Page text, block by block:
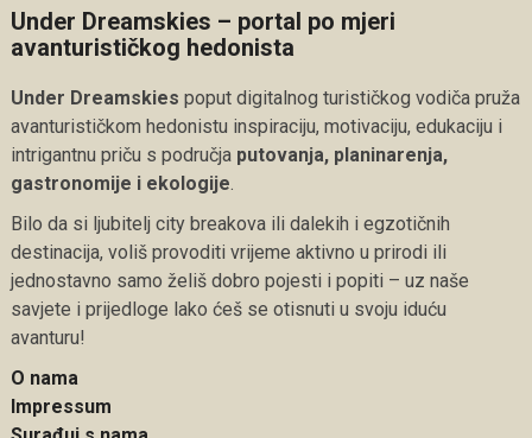
Under Dreamskies – portal po mjeri
avanturističkog hedonista
Under Dreamskies poput digitalnog turističkog vodiča pruža
avanturističkom hedonistu inspiraciju, motivaciju, edukaciju i
intrigantnu priču s područja putovanja, planinarenja,
gastronomije i ekologije.
Bilo da si ljubitelj city breakova ili dalekih i egzotičnih
destinacija, voliš provoditi vrijeme aktivno u prirodi ili
jednostavno samo želiš dobro pojesti i popiti – uz naše
savjete i prijedloge lako ćeš se otisnuti u svoju iduću
avanturu!
O nama
Impressum